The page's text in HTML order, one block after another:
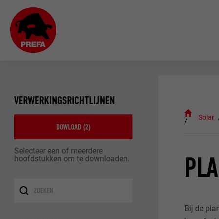
VERWERKINGSRICHTLIJNEN
DOWLOAD (2)
Selecteer een of meerdere
hoofdstukken om te downloaden.
Solar
Bij de